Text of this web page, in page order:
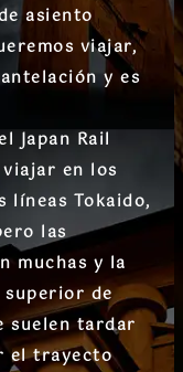
asiento
viajar,
y es
Japan Rail
en los
líneas Tokaido,
las
muchas y la
superior de
suelen tardar
el trayecto